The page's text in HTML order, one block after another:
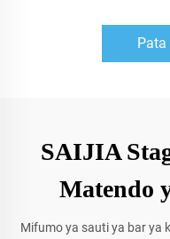
Pata
SAIJIA
Matendo
Mifumo ya sauti ya bar ya